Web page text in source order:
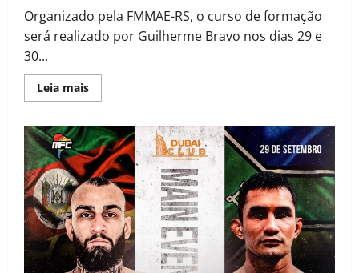
Organizado pela FMMAE-RS, o curso de formação
será realizado por Guilherme Bravo nos dias 29 e
30...
Leia mais